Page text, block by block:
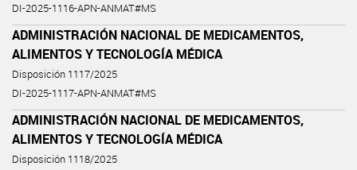
DI-2025-1116-APN-ANMAT#MS
ADMINISTRACIÓN NACIONAL DE MEDICAMENTOS,
ALIMENTOS Y TECNOLOGÍA MÉDICA
Disposición 1117/2025
DI-2025-1117-APN-ANMAT#MS
ADMINISTRACIÓN NACIONAL DE MEDICAMENTOS,
ALIMENTOS Y TECNOLOGÍA MÉDICA
Disposición 1118/2025